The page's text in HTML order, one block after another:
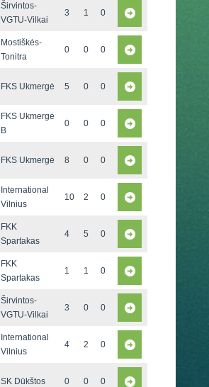
Širvintos-
VGTU-Vilkai
3 1 0
Mostiškės-
Tonitra
0 0 0
FKS Ukmergė 5 0 0
FKS Ukmergė
B
0 0 0
FKS Ukmergė 8 0 0
International
Vilnius
10 2 0
FKK
Spartakas
4 5 0
FKK
Spartakas
1 1 0
Širvintos-
VGTU-Vilkai
3 0 0
International
Vilnius
4 2 0
SK Dūkštos 0 0 0